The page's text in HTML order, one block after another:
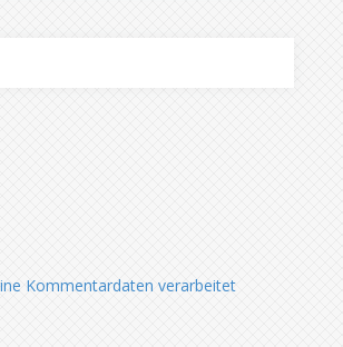
Kommentardaten verarbeitet